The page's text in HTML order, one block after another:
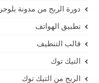
دورة الربح من مدونة بلوجر2021
تطبيق الهواتف
قالب التنظيف
التيك توك
الربح من التيك توك